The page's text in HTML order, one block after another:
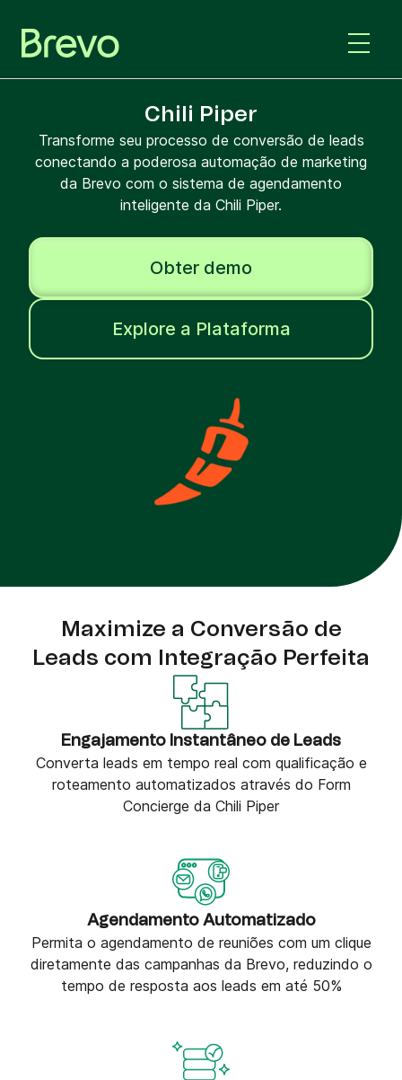
Chili Piper
Transforme seu processo de conversão de leads
conectando a poderosa automação de marketing
da Brevo com o sistema de agendamento
inteligente da Chili Piper.
Obter demo
Explore a Plataforma
Maximize a Conversão de
Leads com Integração Perfeita
Engajamento Instantâneo de Leads
Converta leads em tempo real com qualificação e
roteamento automatizados através do Form
Concierge da Chili Piper
Agendamento Automatizado
Permita o agendamento de reuniões com um clique
diretamente das campanhas da Brevo, reduzindo o
tempo de resposta aos leads em até 50%